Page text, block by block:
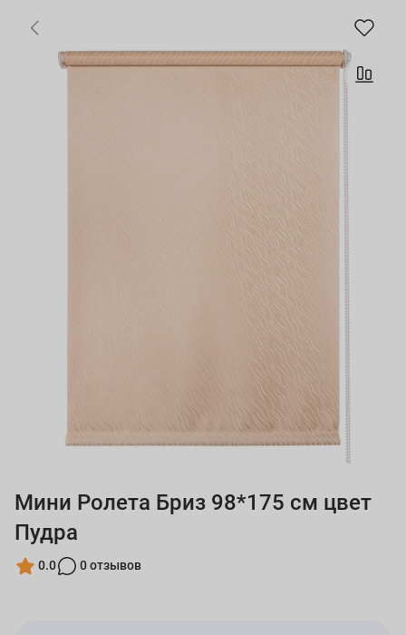
Мини Ролета Бриз 98*175 см цвет
Пудра
0.0 0 отзывов